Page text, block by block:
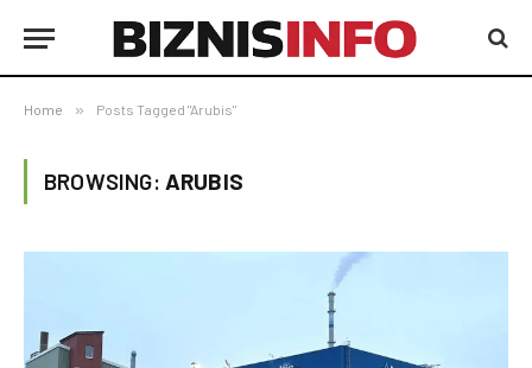
Home » Posts Tagged "Arubis"
BROWSING: ARUBIS